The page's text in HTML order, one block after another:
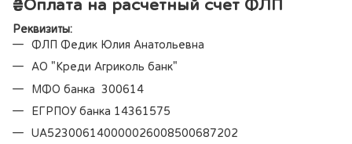
₴Оплата на расчетный счет ФЛП
Реквизиты:
ФЛП Федик Юлия Анатольевна
АО "Креди Агриколь банк"
МФО банка 300614
ЕГРПОУ банка 14361575
UA523006140000026008500687202